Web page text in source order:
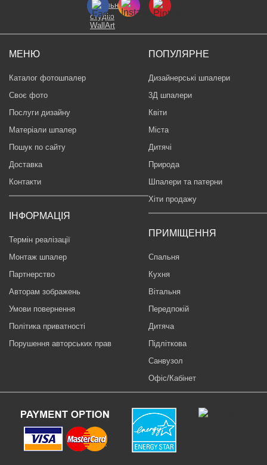
МЕНЮ
Каталог фотошпалер
Своє фото
Послуги дизайну
Матеріали шпалер
Пошук по сайту
Доставка
Контакти
ІНФОРМАЦІЯ
Термін реалізації
Монтаж шпалер
Партнерство
Авторам зображень
Умови повернення
Політика приватності
Порушення авторських прав
ПОПУЛЯРНЕ
Дизайнерські шпалери
3Д шпалери
Квіти
Міста
Дитячі
Природа
Шпалери та патерни
Хіти продажу
ПРИМІЩЕННЯ
Спальня
Кухня
Вітальня
Передпокій
Дитяча
Підліткова
Санвузол
Офіс/Кабінет